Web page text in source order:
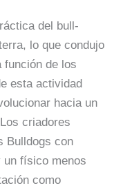
del bull-
lo que condujo
función de los
esta actividad
hacia un
criadores
Bulldogs con
un físico menos
como